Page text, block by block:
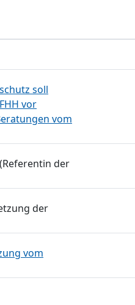
soll
vor
vom
der
der
vom